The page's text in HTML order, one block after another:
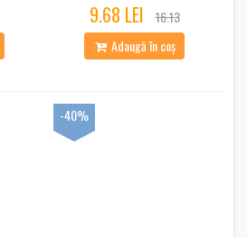
9.68 LEI 16.13
Adaugă în coș
-40%